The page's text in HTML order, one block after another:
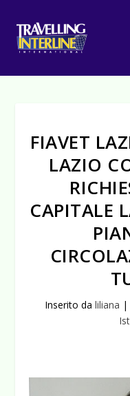
FIAVET
LAZIO
CAPITALE
Inserito da liliana |